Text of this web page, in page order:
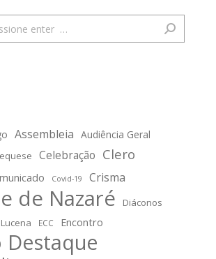
Assembleia Audiência Geral
Celebração Clero
Covid-19 Crisma
de Nazaré
Diáconos
ECC Encontro
Destaque